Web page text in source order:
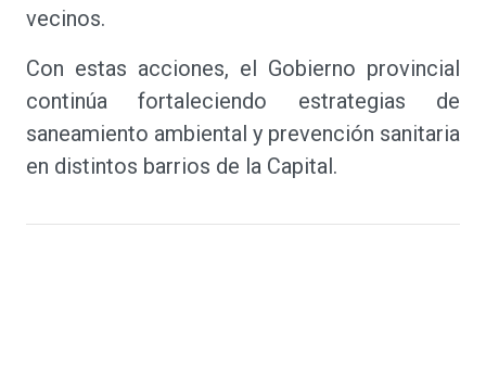
vecinos.
Con estas acciones, el Gobierno provincial
continúa fortaleciendo estrategias de
saneamiento ambiental y prevención sanitaria
en distintos barrios de la Capital.